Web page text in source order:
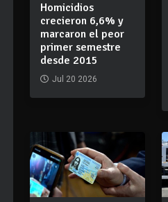
Homicidios
crecieron 6,6% y
marcaron el peor
primer semestre
desde 2015
Jul 20 2026